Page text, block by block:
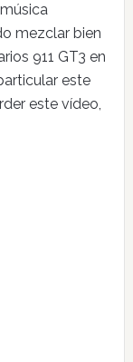
mezclar bien
911 GT3 en
este
este vídeo,